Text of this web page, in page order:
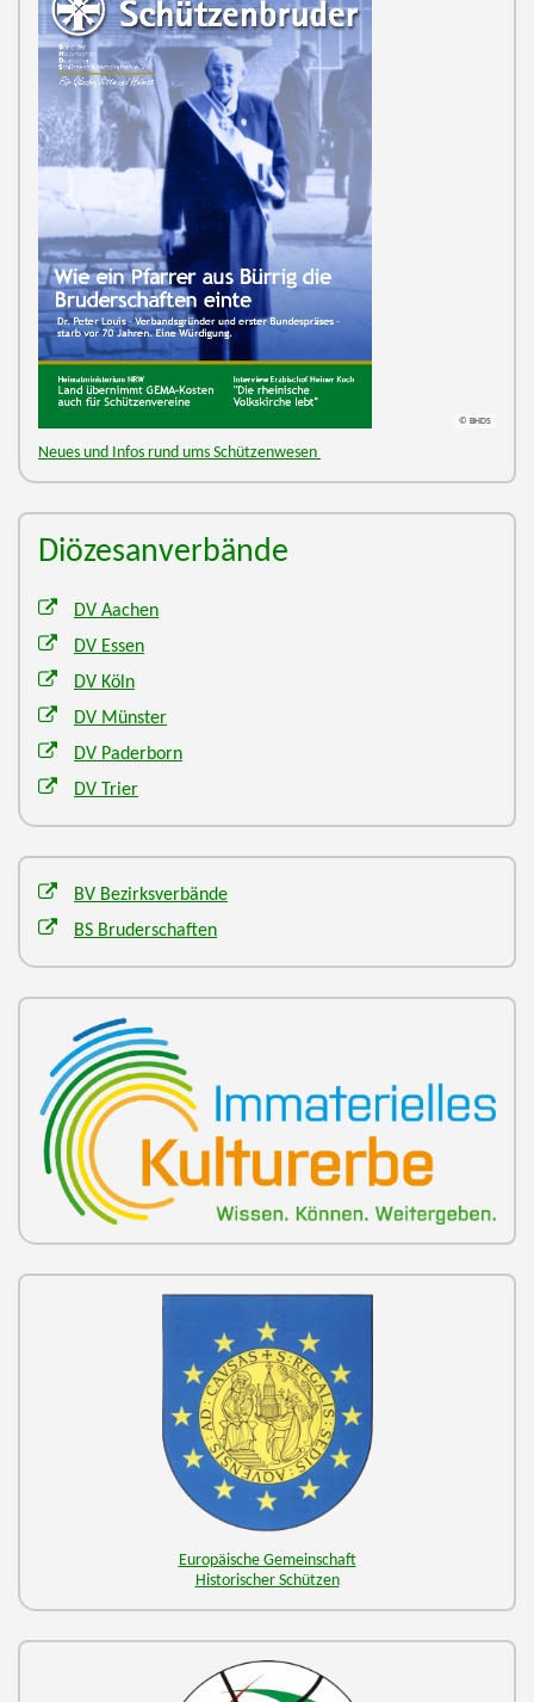
© BHDS
Neues und Infos rund ums Schützenwesen
Diözesanverbände
DV Aachen
DV Essen
DV Köln
DV Münster
DV Paderborn
DV Trier
BV Bezirksverbände
BS Bruderschaften
Europäische Gemeinschaft
Historischer Schützen